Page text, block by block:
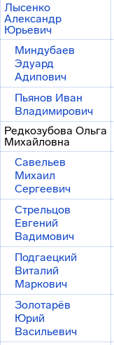
Лысенко
Александр
Юрьевич
Миндубаев
Эдуард
Адипович
Пьянов Иван
Владимирович
Редкозубова Ольга
Михайловна
Савельев
Михаил
Сергеевич
Стрельцов
Евгений
Вадимович
Подгаецкий
Виталий
Маркович
Золотарёв
Юрий
Васильевич